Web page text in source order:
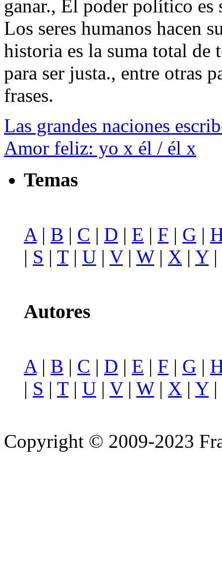
ganar., El poder político es
Los seres humanos hacen
historia es la suma total de
para ser justa., entre otras
frases.
Las grandes naciones
Amor feliz: yo x él / él x
Temas
A| B | C | D | E | F | G |
| S | T| U | V| W| X | Y|
Autores
A | B | C | D | E | F | G |
| S | T| U | V| W| X | Y|
Copyright © 2009-2023